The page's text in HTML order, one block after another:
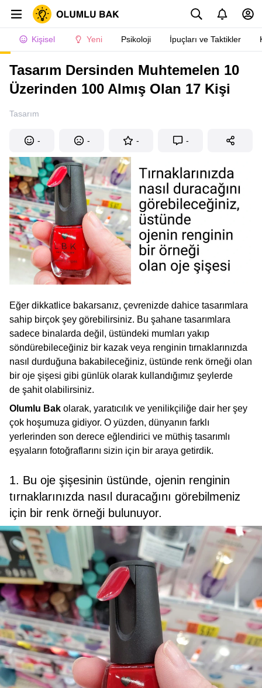
Kişisel Yeni Psikoloji İpuçları ve Taktikler
Tasarım Dersinden Muhtemelen 10
Üzerinden 100 Almış Olan 17 Kişi
Tasarım
- - - -
Eğer dikkatlice bakarsanız, çevrenizde dahice tasarımlara
sahip birçok şey görebilirsiniz. Bu şahane tasarımlara
sadece binalarda değil, üstündeki mumları yakıp
söndürebileceğiniz bir kazak veya renginin tırnaklarınızda
nasıl durduğuna bakabileceğiniz, üstünde renk örneği olan
bir oje şişesi gibi günlük olarak kullandığımız şeylerde
de şahit olabilirsiniz.
Olumlu Bak olarak, yaratıcılık ve yenilikçiliğe dair her şey
çok hoşumuza gidiyor. O yüzden, dünyanın farklı
yerlerinden son derece eğlendirici ve müthiş tasarımlı
eşyaların fotoğraflarını sizin için bir araya getirdik.
1. Bu oje şişesinin üstünde, ojenin renginin
tırnaklarınızda nasıl duracağını görebilmeniz
için bir renk örneği bulunuyor.